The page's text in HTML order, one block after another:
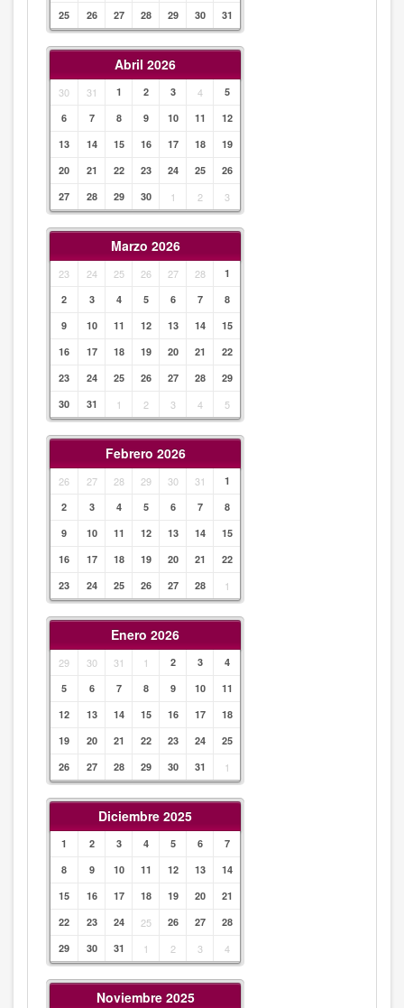
25
26 27 28 29 30 31
Abril 2026
30 31 1 2 3 4
5
6
7 8 9 10 11
12
13
14 15 16 17 18
19
20
21 22 23 24 25
26
27
28 29 30 1 2 3
Marzo 2026
23 24 25 26 27 28
1
2
3 4 5 6 7
8
9
10 11 12 13 14
15
16
17 18 19 20 21
22
23
24 25 26 27 28
29
30
31 1 2 3 4 5
Febrero 2026
26 27 28 29 30 31
1
2
3 4 5 6 7
8
9
10 11 12 13 14
15
16
17 18 19 20 21
22
23
24 25 26 27 28 1
Enero 2026
29 30 31 1 2 3
4
5
6 7 8 9 10
11
12
13 14 15 16 17
18
19
20 21 22 23 24
25
26
27 28 29 30 31 1
Diciembre 2025
1 2 3 4 5 6
7
8
9 10 11 12 13
14
15
16 17 18 19 20
21
22
23 24 25 26 27
28
29
30 31 1 2 3 4
Noviembre 2025